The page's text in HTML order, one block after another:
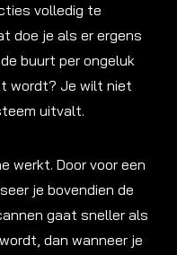
volledig te
doe je als er ergens
buurt per ongeluk
wordt? Je wilt niet
uitvalt.
werkt. Door voor een
je bovendien de
gaat sneller als
dan wanneer je